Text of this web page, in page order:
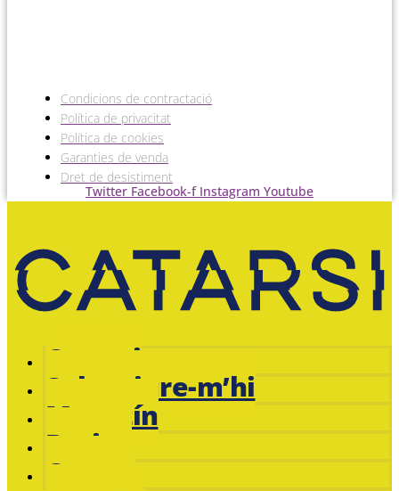
Condicions de contractació
Política de privacitat
Política de cookies
Garanties de venda
Dret de desistiment
Twitter Facebook-f Instagram Youtube
Catarsi
Subscriure-m’hi
Magazín
Botiga
Cursos